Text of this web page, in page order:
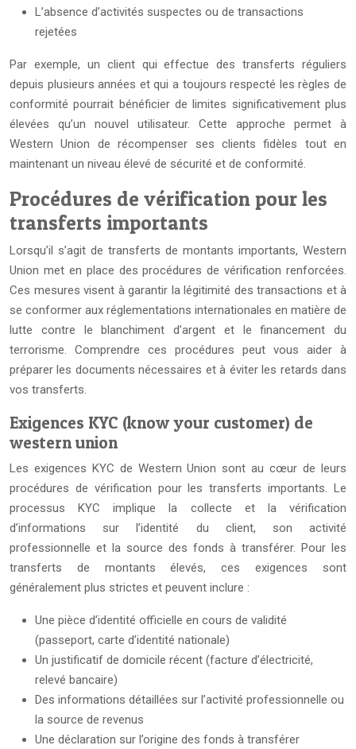
L’absence d’activités suspectes ou de transactions
rejetées
Par exemple, un client qui effectue des transferts réguliers
depuis plusieurs années et qui a toujours respecté les règles de
conformité pourrait bénéficier de limites significativement plus
élevées qu’un nouvel utilisateur. Cette approche permet à
Western Union de récompenser ses clients fidèles tout en
maintenant un niveau élevé de sécurité et de conformité.
Procédures de vérification pour les
transferts importants
Lorsqu’il s’agit de transferts de montants importants, Western
Union met en place des procédures de vérification renforcées.
Ces mesures visent à garantir la légitimité des transactions et à
se conformer aux réglementations internationales en matière de
lutte contre le blanchiment d’argent et le financement du
terrorisme. Comprendre ces procédures peut vous aider à
préparer les documents nécessaires et à éviter les retards dans
vos transferts.
Exigences KYC (know your customer) de
western union
Les exigences KYC de Western Union sont au cœur de leurs
procédures de vérification pour les transferts importants. Le
processus KYC implique la collecte et la vérification
d’informations sur l’identité du client, son activité
professionnelle et la source des fonds à transférer. Pour les
transferts de montants élevés, ces exigences sont
généralement plus strictes et peuvent inclure :
Une pièce d’identité officielle en cours de validité
(passeport, carte d’identité nationale)
Un justificatif de domicile récent (facture d’électricité,
relevé bancaire)
Des informations détaillées sur l’activité professionnelle ou
la source de revenus
Une déclaration sur l’origine des fonds à transférer